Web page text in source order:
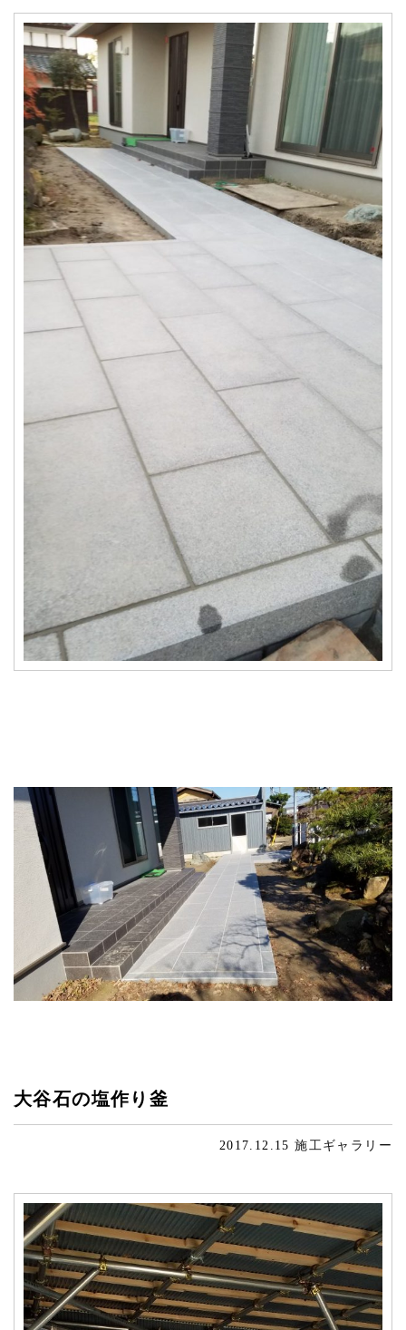
大谷石の塩作り釜
2017.12.15施工ギャラリー